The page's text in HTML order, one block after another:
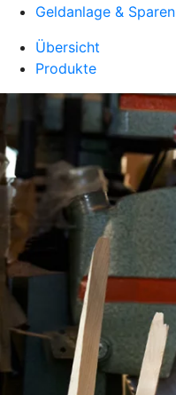
Geldanlage & Sparen
Übersicht
Produkte